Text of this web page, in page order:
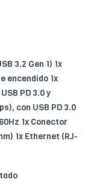
3.2 Gen 1) 1x
encendido 1x
PD 3.0 y
con USB PD 3.0
1x Conector
1x Ethernet (RJ-